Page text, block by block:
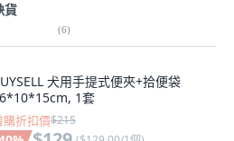
貨
(6)
犬用手提式便夾+拾便袋
1套
購折扣價$215